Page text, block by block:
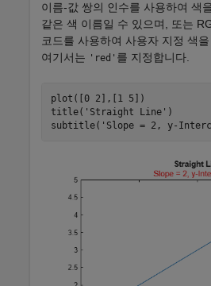
이름-값 쌍의 인수를 사용하여 색
같은 색 이름일 수 있으며, 또는
코드를 사용하여 사용자 지정 색
여기서는 'red' 를 지정합니다.
plot([0 2],[1 5])
title( 'Straight Line' )
subtitle( 'Slope = 2, y-